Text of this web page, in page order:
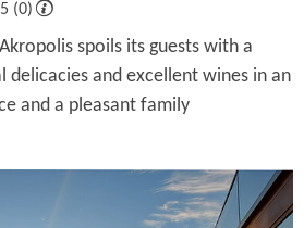
(0)
spoils its guests with a
delicacies and excellent wines in an
and a pleasant family